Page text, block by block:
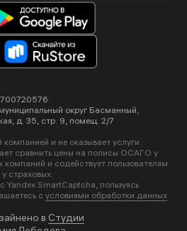
округ Басманный,
д. 35, стр. 9, помещ. 2/7
компанией и не оказывает услуги
сравнить цены на полисы ОСАГО у
компаний и содействует пользователям
страховых.
Yandex SmartCaptcha, пользуясь
с условиями обработки данных
в Студии